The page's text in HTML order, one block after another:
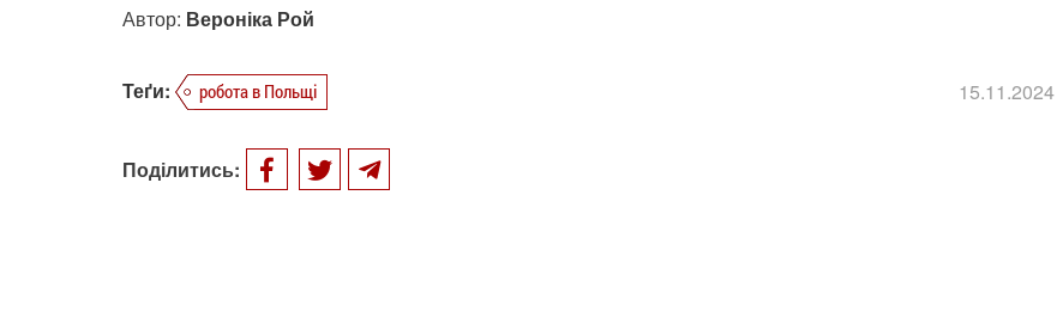
Автор: Вероніка Рой
Теґи: робота в Польщі 15.11.2024
Поділитись: